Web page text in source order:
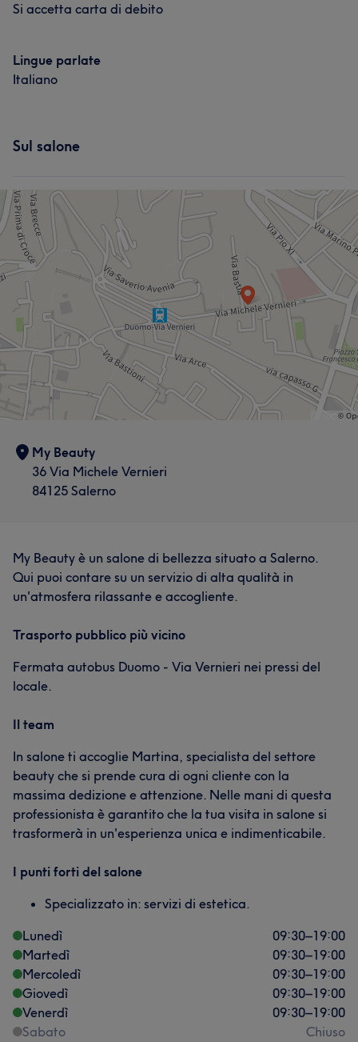
Si accetta carta di debito
Lingue parlate
Italiano
Sul salone
My Beauty
36 Via Michele Vernieri
84125 Salerno
My Beauty è un salone di bellezza situato a Salerno.
Qui puoi contare su un servizio di alta qualità in
un'atmosfera rilassante e accogliente.
Trasporto pubblico più vicino
Fermata autobus Duomo - Via Vernieri nei pressi del
locale.
Il team
In salone ti accoglie Martina, specialista del settore
beauty che si prende cura di ogni cliente con la
massima dedizione e attenzione. Nelle mani di questa
professionista è garantito che la tua visita in salone si
trasformerà in un'esperienza unica e indimenticabile.
I punti forti del salone
Specializzato in: servizi di estetica.
Lunedì
09:30–19:00
Martedì
09:30–19:00
Mercoledì
09:30–19:00
Giovedì
09:30–19:00
Venerdì
09:30–19:00
Sabato
Chiuso